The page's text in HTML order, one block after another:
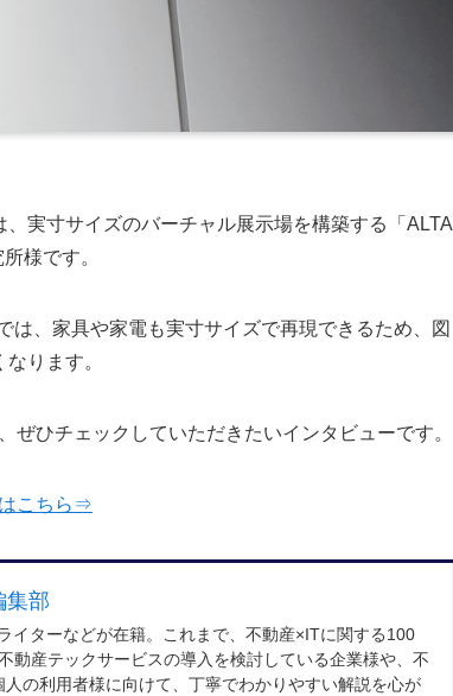
実寸サイズのバーチャル展示場を構築する「ALTA
様です。
、家具や家電も実寸サイズで再現できるため、図
ります。
ひチェックしていただきたいインタビューです。
こちら⇒
集部
イターなどが在籍。これまで、不動産×ITに関する100
動産テックサービスの導入を検討している企業様や、不
の利用者様に向けて、丁寧でわかりやすい解説を心が